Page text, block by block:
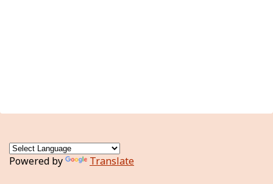
Powered by Translate